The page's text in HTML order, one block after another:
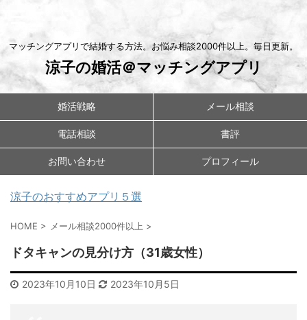
マッチングアプリで結婚する方法。お悩み相談2000件以上。毎日更新。
涼子の婚活＠マッチングアプリ
婚活戦略 メール相談
電話相談 書評
お問い合わせ プロフィール
涼子のおすすめアプリ５選
HOME > メール相談2000件以上 >
ドタキャンの見分け方（31歳女性）
2023年10月10日 2023年10月5日